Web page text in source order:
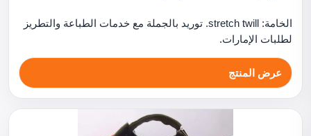
الخامة: stretch twill. توريد بالجملة مع خدمات الطباعة والتطريز
لطلبات الإمارات.
عرض المنتج